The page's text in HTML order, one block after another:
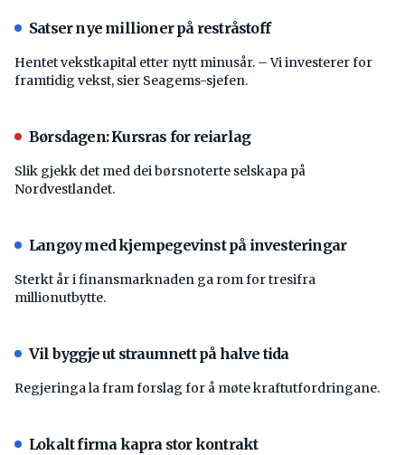
Satser nye millioner på restråstoff
Hentet vekstkapital etter nytt minusår. – Vi investerer for
framtidig vekst, sier Seagems-sjefen.
Børsdagen: Kursras for reiarlag
Slik gjekk det med dei børsnoterte selskapa på
Nordvestlandet.
Langøy med kjempegevinst på investeringar
Sterkt år i finansmarknaden ga rom for tresifra
millionutbytte.
Vil byggje ut straumnett på halve tida
Regjeringa la fram forslag for å møte kraftutfordringane.
Lokalt firma kapra stor kontrakt